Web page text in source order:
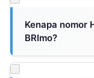
video call saat
identitas melalui
Kenapa nomor
BRImo?
Penolakan terjadi